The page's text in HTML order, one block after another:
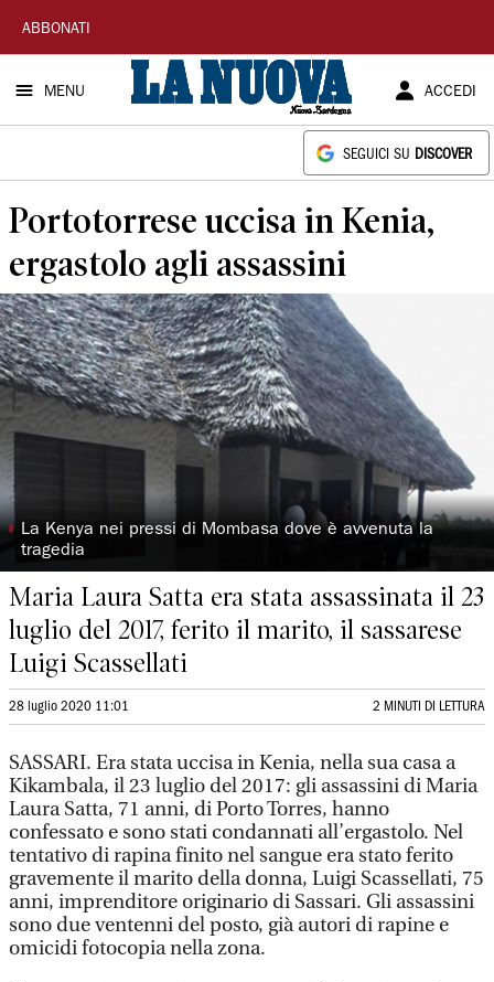
La
Nuova
Sardegna
ABBONATI
MENU ACCEDI
SEGUICI SU DISCOVER
Portotorrese uccisa in Kenia,
ergastolo agli assassini
◗ La Kenya nei pressi di Mombasa dove è avvenuta la
tragedia
Maria Laura Satta era stata assassinata il 23
luglio del 2017, ferito il marito, il sassarese
Luigi Scassellati
28 luglio 2020 11:01 2 MINUTI DI LETTURA
SASSARI. Era stata uccisa in Kenia, nella sua casa a
Kikambala, il 23 luglio del 2017: gli assassini di Maria
Laura Satta, 71 anni, di Porto Torres, hanno
confessato e sono stati condannati all’ergastolo. Nel
tentativo di rapina finito nel sangue era stato ferito
gravemente il marito della donna, Luigi Scassellati, 75
anni, imprenditore originario di Sassari. Gli assassini
sono due ventenni del posto, già autori di rapine e
omicidi fotocopia nella zona.